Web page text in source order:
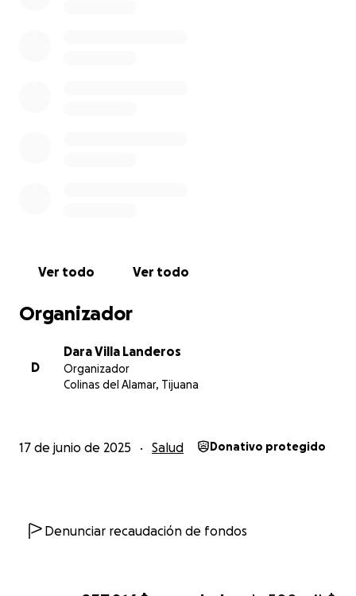
Ver todo Ver todo
Organizador
D
Dara Villa Landeros
Organizador
Colinas del Alamar, Tijuana
17 de junio de 2025 Salud Donativo protegido
Denunciar recaudación de fondos